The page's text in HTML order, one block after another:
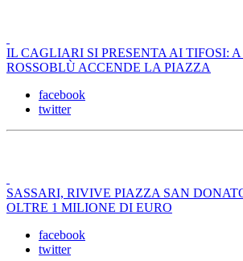
IL CAGLIARI SI PRESENTA AI TIFOSI:
ROSSOBLÙ ACCENDE LA PIAZZA
facebook
twitter
SASSARI, RIVIVE PIAZZA SAN
OLTRE 1 MILIONE DI EURO
facebook
twitter